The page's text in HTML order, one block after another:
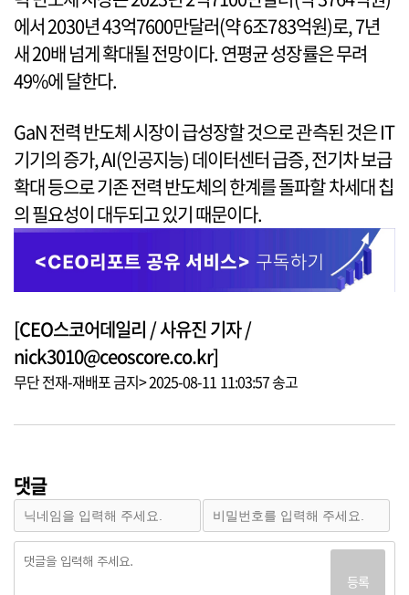
에서 2030년 43억7600만달러(약 6조783억원)로, 7년
새 20배 넘게 확대될 전망이다. 연평균 성장률은 무려
49%에 달한다.
GaN 전력 반도체 시장이 급성장할 것으로 관측된 것은 IT
기기의 증가, AI(인공지능) 데이터센터 급증, 전기차 보급
확대 등으로 기존 전력 반도체의 한계를 돌파할 차세대 칩
의 필요성이 대두되고 있기 때문이다.
[CEO스코어데일리 / 사유진 기자 /
nick3010@ceoscore.co.kr]
무단 전재-재배포 금지> 2025-08-11 11:03:57 송고
댓글
등록